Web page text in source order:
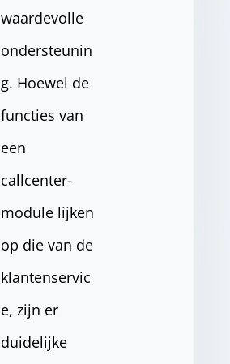
waardevolle
ondersteunin
g. Hoewel de
functies van
een
callcenter-
module lijken
op die van de
klantenservic
e, zijn er
duidelijke